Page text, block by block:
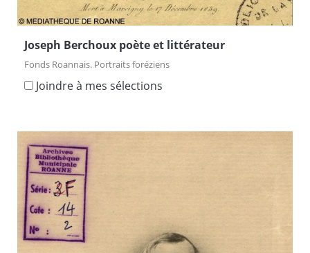
Joseph Berchoux poète et littérateur
Fonds Roannais. Portraits foréziens
Joindre à mes sélections